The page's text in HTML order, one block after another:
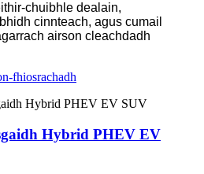
chuibhle dealain,
cinnteach, agus cumail
airson cleachdadh
fhiosrachadh
Hybrid PHEV EV